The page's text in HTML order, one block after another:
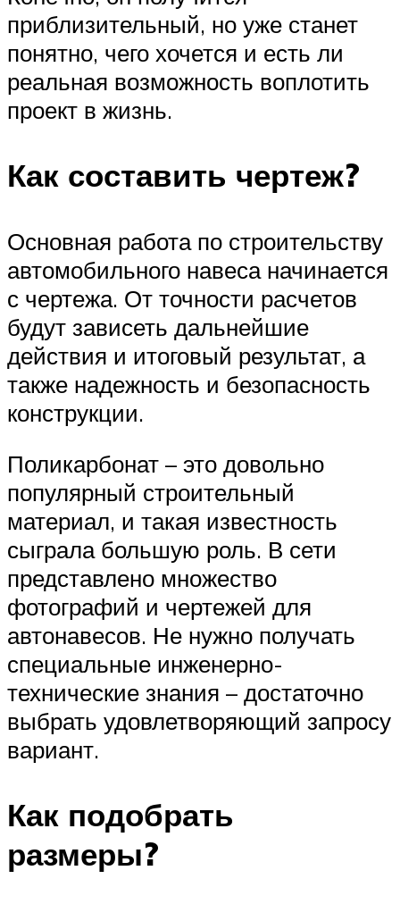
приблизительный, но уже станет
понятно, чего хочется и есть ли
реальная возможность воплотить
проект в жизнь.
Как составить чертеж?
Основная работа по строительству
автомобильного навеса начинается
с чертежа. От точности расчетов
будут зависеть дальнейшие
действия и итоговый результат, а
также надежность и безопасность
конструкции.
Поликарбонат – это довольно
популярный строительный
материал, и такая известность
сыграла большую роль. В сети
представлено множество
фотографий и чертежей для
автонавесов. Не нужно получать
специальные инженерно-
технические знания – достаточно
выбрать удовлетворяющий запросу
вариант.
Как подобрать
размеры?